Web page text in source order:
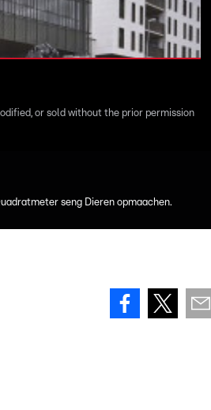
or sold without the prior permission
seng Dieren opmaachen.